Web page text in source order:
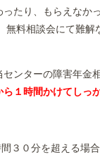
たり、もらえなか
無料相談会にて難解
ンターの障害年金
ら１時間かけてしっ
３０分を超える場